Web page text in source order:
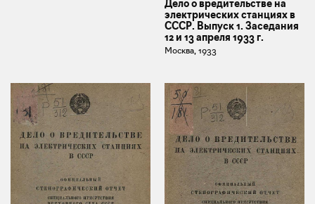
Дело о вредительстве на
электрических станциях в
СССР. Выпуск 1. Заседания
12 и 13 апреля 1933 г.
Москва, 1933